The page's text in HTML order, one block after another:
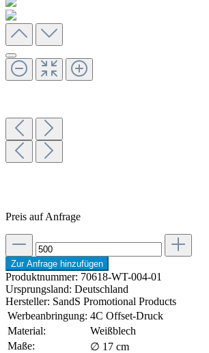
Preis auf Anfrage
Zur Anfrage hinzufügen
Produktnummer: 70618-WT-004-01
Ursprungsland: Deutschland
Hersteller: SandS Promotional Products
Werbeanbringung: 4C Offset-Druck
Material:
Weißblech
Maße:
∅ 17 cm